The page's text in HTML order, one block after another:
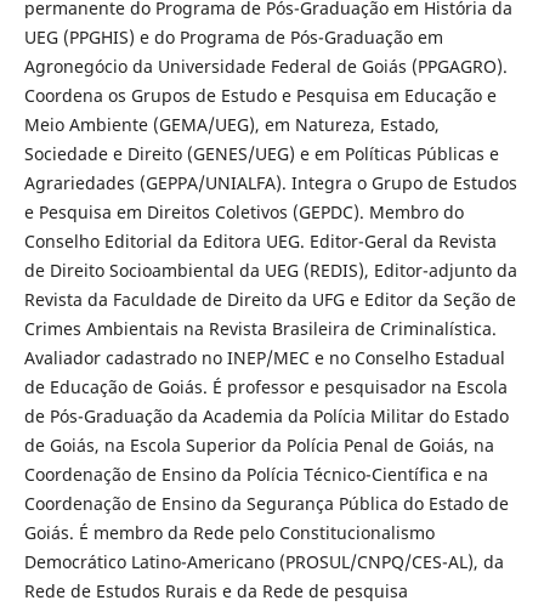
permanente do Programa de Pós-Graduação em História da
UEG (PPGHIS) e do Programa de Pós-Graduação em
Agronegócio da Universidade Federal de Goiás (PPGAGRO).
Coordena os Grupos de Estudo e Pesquisa em Educação e
Meio Ambiente (GEMA/UEG), em Natureza, Estado,
Sociedade e Direito (GENES/UEG) e em Políticas Públicas e
Agrariedades (GEPPA/UNIALFA). Integra o Grupo de Estudos
e Pesquisa em Direitos Coletivos (GEPDC). Membro do
Conselho Editorial da Editora UEG. Editor-Geral da Revista
de Direito Socioambiental da UEG (REDIS), Editor-adjunto da
Revista da Faculdade de Direito da UFG e Editor da Seção de
Crimes Ambientais na Revista Brasileira de Criminalística.
Avaliador cadastrado no INEP/MEC e no Conselho Estadual
de Educação de Goiás. É professor e pesquisador na Escola
de Pós-Graduação da Academia da Polícia Militar do Estado
de Goiás, na Escola Superior da Polícia Penal de Goiás, na
Coordenação de Ensino da Polícia Técnico-Científica e na
Coordenação de Ensino da Segurança Pública do Estado de
Goiás. É membro da Rede pelo Constitucionalismo
Democrático Latino-Americano (PROSUL/CNPQ/CES-AL), da
Rede de Estudos Rurais e da Rede de pesquisa